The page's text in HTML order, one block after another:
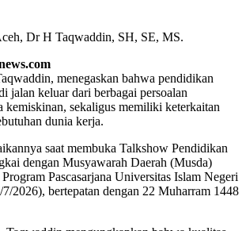
Dr H Taqwaddin, SH, SE, MS.
menegaskan bahwa pendidikan
jalan keluar dari berbagai persoalan
kemiskinan, sekaligus memiliki keterkaitan
dunia kerja.
saat membuka Talkshow Pendidikan
dengan Musyawarah Daerah (Musda)
Pascasarjana Universitas Islam Negeri
2026), bertepatan dengan 22 Muharram 1448